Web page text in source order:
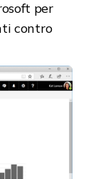
per
contro